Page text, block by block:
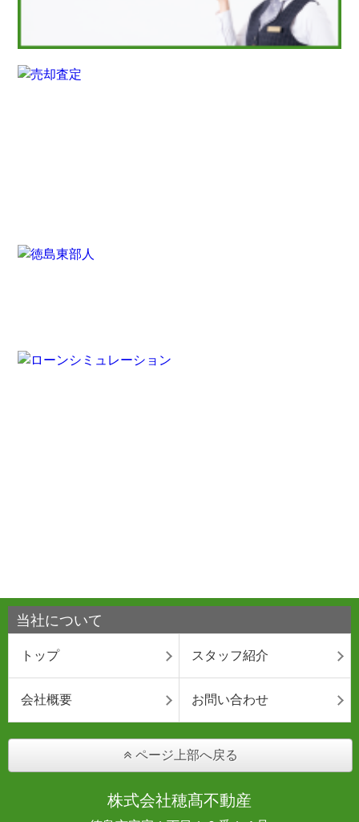
当社について
トップ スタッフ紹介
会社概要 お問い合わせ
ページ上部へ戻る
株式会社穂髙不動産